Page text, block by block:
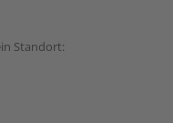
Standort: